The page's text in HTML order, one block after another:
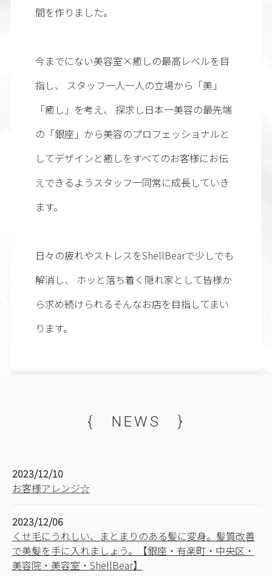
間を作りました。
今までにない美容室×癒しの最高レベルを目
指し、 スタッフ一人一人の立場から「美」
「癒し」を考え、 探求し日本一美容の最先端
の「銀座」から美容のプロフェッショナルと
してデザインと癒しをすべてのお客様にお伝
えできるようスタッフ一同常に成長していき
ます。
日々の疲れやストレスをShellBearで少しでも
解消し、 ホッと落ち着く隠れ家として皆様か
ら求め続けられるそんなお店を目指してまい
ります。
{ NEWS }
2023/12/10
お客様アレンジ☆
2023/12/06
くせ毛にうれしい、まとまりのある髪に変身。髪質改善
で美髪を手に入れましょう。【銀座・有楽町・中央区・
美容院・美容室・ShellBear】